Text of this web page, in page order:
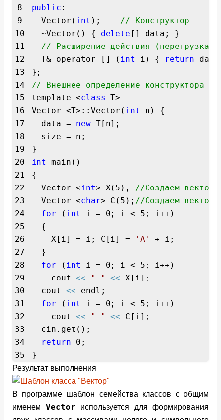
8
9
10
11
12
13
14
15
16
17
18
19
20
21
22
23
24
25
26
27
28
29
30
31
32
33
34
35
public :
Vector( int ); // Конструктор
~Vector() { delete [] data;
// Расширение действия
T& operator [] ( int i) { return
};
// Внешнее определение конструктора
template <class
T>
Vector <T>::Vector( int
n) {
data = new T[n];
size = n;
}
int
main()
{
Vector <int> X(5); //Создаем
Vector <char> C(5); //Создаем вектор
for ( int
i = 0; i < 5; i++)
{
X[i] = i; C[i] =
'A'
+ i;
}
for ( int
i = 0; i < 5; i++)
cout<< " " << X[i];
cout<< endl;
for ( int
i = 0; i < 5; i++)
cout<< " " << C[i];
cin.get();
return 0;
}
Результат выполнения
В программе шаблон семейства классов с общим
именем Vector используется для форми­рования